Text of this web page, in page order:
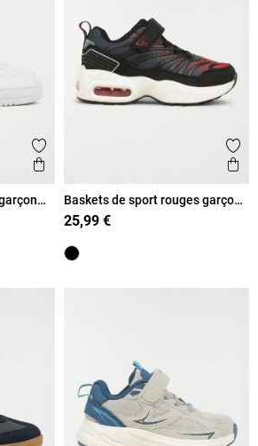
Ajouter aux favoris
Aperçu rapide
Baskets de sport rouges garçon
(24-30)
25,99 €